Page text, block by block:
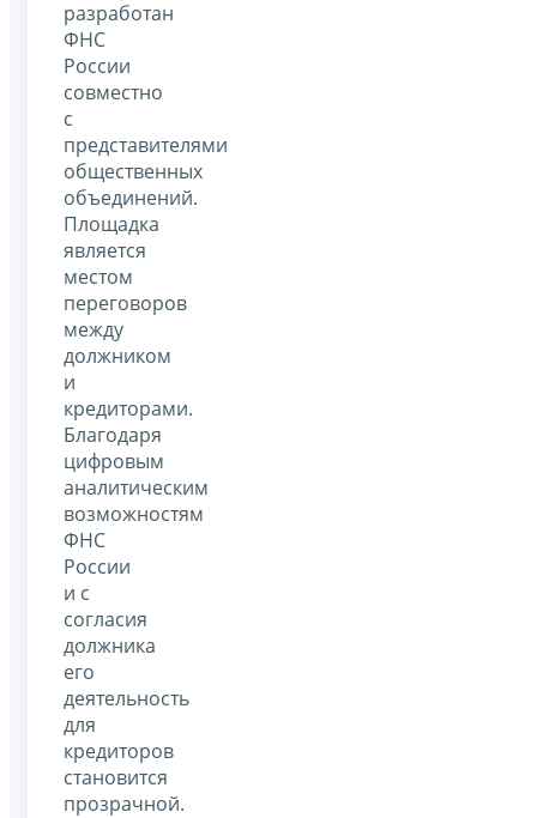
разработан
ФНС
России
совместно
с
представителями
общественных
объединений.
Площадка
является
местом
переговоров
между
должником
и
кредиторами.
Благодаря
цифровым
аналитическим
возможностям
ФНС
России
и с
согласия
должника
его
деятельность
для
кредиторов
становится
прозрачной.